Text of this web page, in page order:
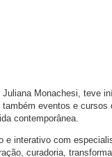
Juliana Monachesi, teve
eventos e cursos
contemporânea.
e interativo com
curadoria,